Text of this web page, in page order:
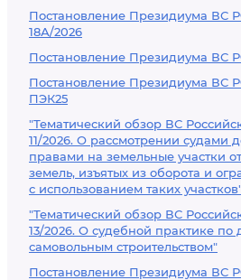
Постановление Президиума ВС
18А/2026
Постановление Президиума ВС
Постановление Президиума ВС
ПЭК25
"Тематический обзор ВС
11/2026. О рассмотрении судами
правами на земельные участки
земель, изъятых из оборота и
с использованием таких
"Тематический обзор ВС
13/2026. О судебной практике по
самовольным строительством"
Постановление Президиума ВС